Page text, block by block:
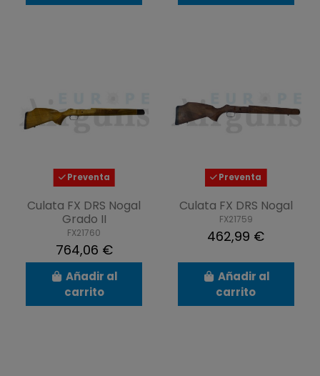
Preventa
Culata FX DRS Nogal
Grado II
FX21760
764,06 €
Añadir al
carrito
Preventa
Culata FX DRS Nogal
FX21759
462,99 €
Añadir al
carrito